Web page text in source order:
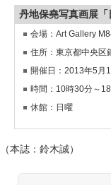
丹地保堯写真画展「
会場：Art Gallery
住所：東京都中央区
開催日：2013年5月
時間：10時30分～
休館：日曜
（本誌：鈴木誠）